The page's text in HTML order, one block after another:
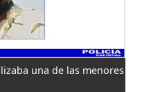
una de las menores